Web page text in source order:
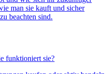
man sie kauft und sicher
beachten sind.
funktioniert sie?